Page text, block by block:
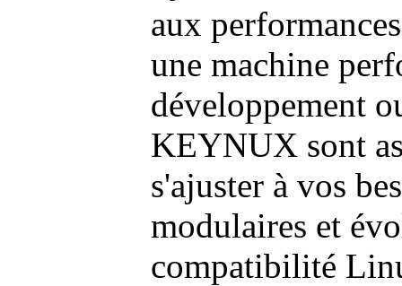
aux
une machine
développement
KEYNUX sont
s'ajuster à vos
modulaires et
compatibilité